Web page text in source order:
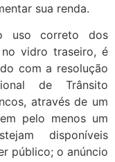
sua renda.
uso correto dos
vidro traseiro, é
com a resolução
de Trânsito
através de um
pelo menos um
disponíveis
público; o anúncio